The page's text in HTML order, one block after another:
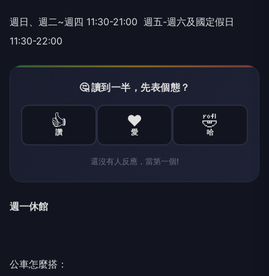
週日、週二~週四 11:30-21:00 週五-週六及國定假日
11:30-22:00
🤔 讀到一半，先表個態？
👍
讚
❤️
愛
🤣
哈
還沒有人反應，當第一個!
週一休館
公車怎麼搭：